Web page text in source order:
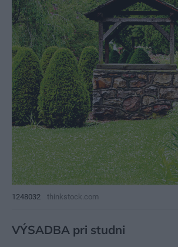
1248032 thinkstock.com
VÝSADBA pri studni